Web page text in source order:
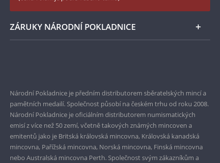
ZÁRUKY NÁRODNÍ POKLADNICE
Garance nejvyšší kvality
Pouze originální produkty
Národní Pokladnice je předním distributorem sběratelských mincí a
pamětních medailí. Společnost působí na českém trhu od roku 2008.
Národní Pokladnice je oficiálním distributorem numismatických
emisí z více než 50 zemí, včetně takových známých mincoven a
emitentů jako je Britská královská mincovna, Královská kanadská
mincovna, Pařížská mincovna, Norská mincovna, Finská mincovna
nebo Australská mincovna Perth. Společnost svým zákazníkům a